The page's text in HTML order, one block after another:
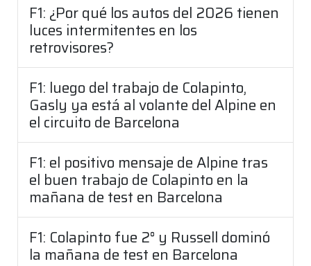
F1: ¿Por qué los autos del 2026 tienen
luces intermitentes en los
retrovisores?
F1: luego del trabajo de Colapinto,
Gasly ya está al volante del Alpine en
el circuito de Barcelona
F1: el positivo mensaje de Alpine tras
el buen trabajo de Colapinto en la
mañana de test en Barcelona
F1: Colapinto fue 2° y Russell dominó
la mañana de test en Barcelona